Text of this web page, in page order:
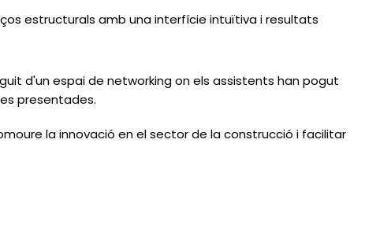
estructurals amb una interfície intuïtiva i resultats
d'un espai de networking on els assistents han pogut
presentades.
la innovació en el sector de la construcció i facilitar